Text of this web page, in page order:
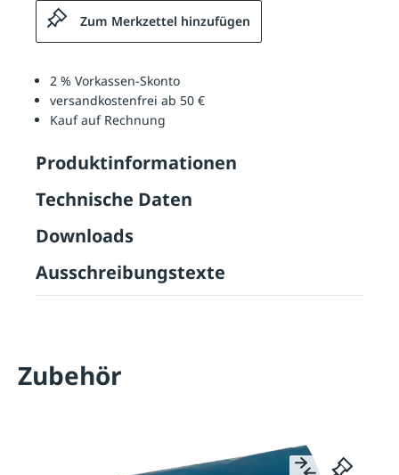
Zum Merkzettel hinzufügen
2 % Vorkassen-Skonto
versandkostenfrei ab 50 €
Kauf auf Rechnung
Produktinformationen
Technische Daten
Downloads
Ausschreibungstexte
Zubehör